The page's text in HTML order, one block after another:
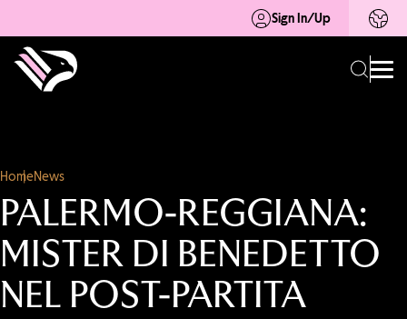
Sign In/Up
HomeNews
PALERMO-REGGIANA:
MISTER DI BENEDETTO
NEL POST-PARTITA